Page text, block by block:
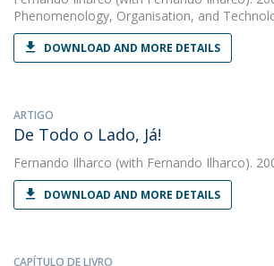
Phenomenology, Organisation, and
DOWNLOAD AND MORE DETAILS
ARTIGO
De Todo o Lado, Já!
Fernando Ilharco (with Fernando Ilharco).
DOWNLOAD AND MORE DETAILS
CAPÍTULO DE LIVRO